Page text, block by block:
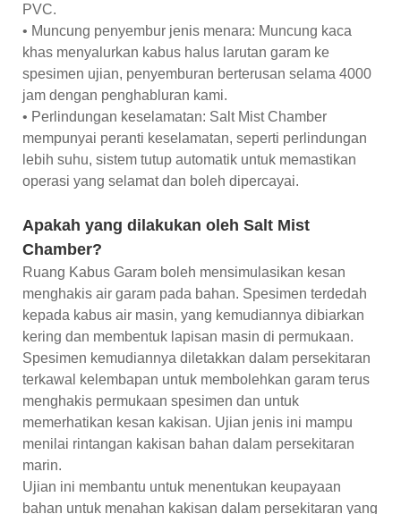
PVC.
• Muncung penyembur jenis menara: Muncung kaca
khas menyalurkan kabus halus larutan garam ke
spesimen ujian, penyemburan berterusan selama 4000
jam dengan penghabluran kami.
• Perlindungan keselamatan: Salt Mist Chamber
mempunyai peranti keselamatan, seperti perlindungan
lebih suhu, sistem tutup automatik untuk memastikan
operasi yang selamat dan boleh dipercayai.
Apakah yang dilakukan oleh Salt Mist
Chamber?
Ruang Kabus Garam boleh mensimulasikan kesan
menghakis air garam pada bahan. Spesimen terdedah
kepada kabus air masin, yang kemudiannya dibiarkan
kering dan membentuk lapisan masin di permukaan.
Spesimen kemudiannya diletakkan dalam persekitaran
terkawal kelembapan untuk membolehkan garam terus
menghakis permukaan spesimen dan untuk
memerhatikan kesan kakisan. Ujian jenis ini mampu
menilai rintangan kakisan bahan dalam persekitaran
marin.
Ujian ini membantu untuk menentukan keupayaan
bahan untuk menahan kakisan dalam persekitaran yang